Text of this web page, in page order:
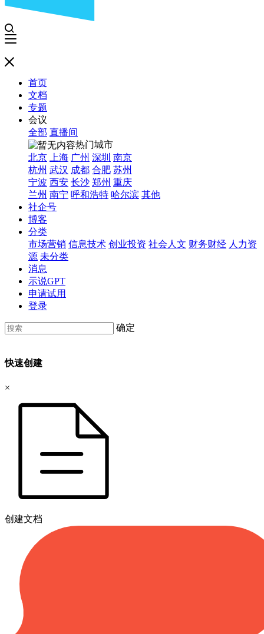
首页
文档
专题
会议
全部 直播间
热门城市
北京
上海 广州 深圳 南京
杭州 武汉 成都 合肥 苏州
宁波 西安 长沙 郑州 重庆
兰州 南宁 呼和浩特 哈尔滨 其他
社企号
博客
分类
市场营销 信息技术 创业投资 社会人文 财务财经 人力资
源 未分类
消息
示说GPT
申请试用
登录
确定
快速创建
×
创建文档